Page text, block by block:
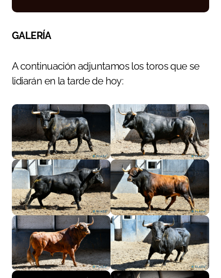
GALERÍA
A continuación adjuntamos los toros que se
lidiarán en la tarde de hoy: